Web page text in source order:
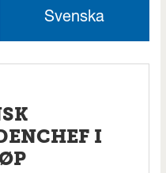
Svenska
I